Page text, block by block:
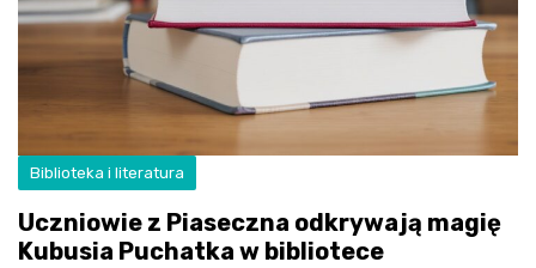
Biblioteka i literatura
Uczniowie z Piaseczna odkrywają magię
Kubusia Puchatka w bibliotece